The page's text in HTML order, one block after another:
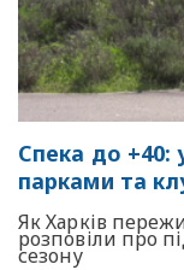
Спека до +40:
парками та
Як Харків
розповіли про
сезону